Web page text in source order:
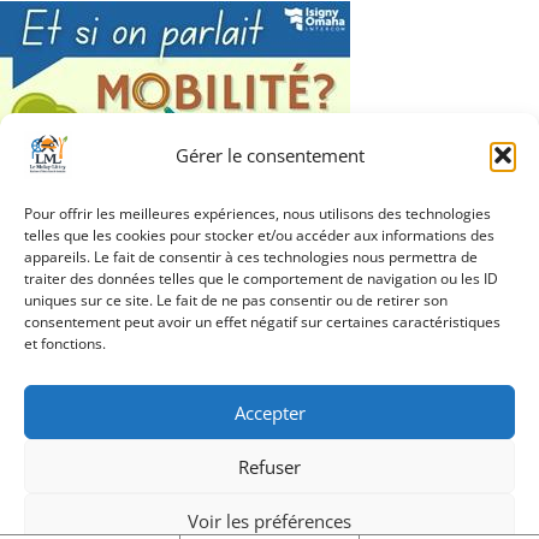
Gérer le consentement
Pour offrir les meilleures expériences, nous utilisons des technologies
telles que les cookies pour stocker et/ou accéder aux informations des
appareils. Le fait de consentir à ces technologies nous permettra de
traiter des données telles que le comportement de navigation ou les ID
uniques sur ce site. Le fait de ne pas consentir ou de retirer son
consentement peut avoir un effet négatif sur certaines caractéristiques
et fonctions.
Accepter
Refuser
Voir les préférences
Navigation
de
Et si on parlait vignette
Création Androme Informatique